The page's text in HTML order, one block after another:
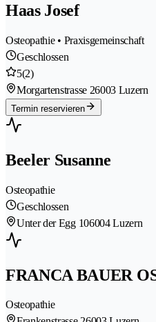
Haas Josef
Osteopathie • Praxisgemeinschaft
Geschlossen
5(2)
Morgartenstrasse 26003 Luzern
Termin reservieren
Beeler Susanne
Osteopathie
Geschlossen
Unter der Egg 106004 Luzern
FRANCA BAUER
Osteopathie